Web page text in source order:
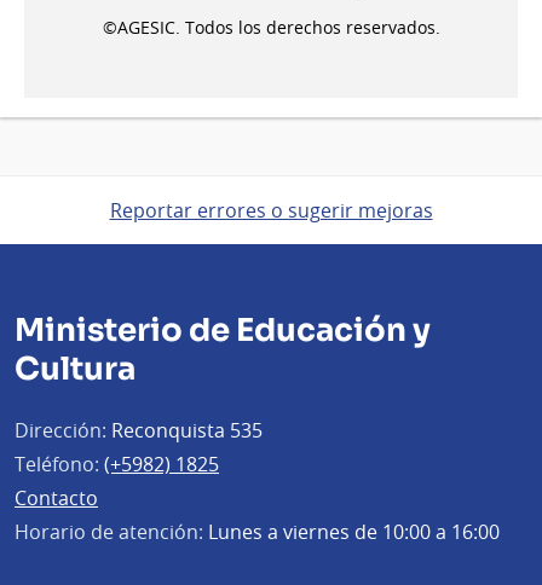
©AGESIC. Todos los derechos reservados.
Reportar errores o sugerir mejoras
Ministerio de Educación y
Cultura
Dirección: Reconquista 535
Teléfono: (+5982) 1825
Contacto
Horario de atención: Lunes a viernes de 10:00 a 16:00